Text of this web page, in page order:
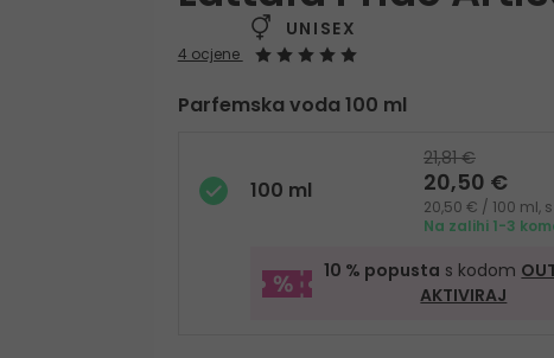
UNISEX
4 ocjene
Parfemska voda 100 ml
100 ml
21,81 €
20,50 €
20,50 € / 100 ml,
Na zalihi 1-3
10 % popusta s kodom
AKTIVIRAJ